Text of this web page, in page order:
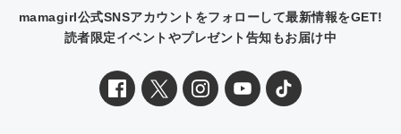
mamagirl公式SNSアカウントをフォローして最新情報をGET!
読者限定イベントやプレゼント告知もお届け中